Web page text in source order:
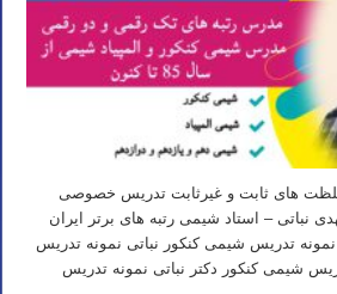
های ثابت و غیرثابت تدریس خصوصی
نباتی – استاد شیمی رتبه های برتر ایران
تدریس شیمی کنکور نباتی نمونه تدریس
شیمی کنکور دکتر نباتی نمونه تدریس